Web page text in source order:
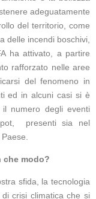
adeguatamente
del territorio, come
delle incendi boschivi,
ha attivato, a partire
rafforzato nelle aree
del fenomeno in
ed in alcuni casi si è
il numero degli eventi
presenti sia nel
che modo?
sfida, la tecnologia
crisi climatica che si